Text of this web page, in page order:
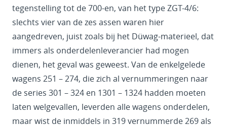
tegenstelling tot de 700-en, van het type ZGT-4/6:
slechts vier van de zes assen waren hier
aangedreven, juist zoals bij het Düwag-materieel, dat
immers als onderdelenleverancier had mogen
dienen, het geval was geweest. Van de enkelgelede
wagens 251 – 274, die zich al vernummeringen naar
de series 301 – 324 en 1301 – 1324 hadden moeten
laten welgevallen, leverden alle wagens onderdelen,
maar wist de inmiddels in 319 vernummerde 269 als